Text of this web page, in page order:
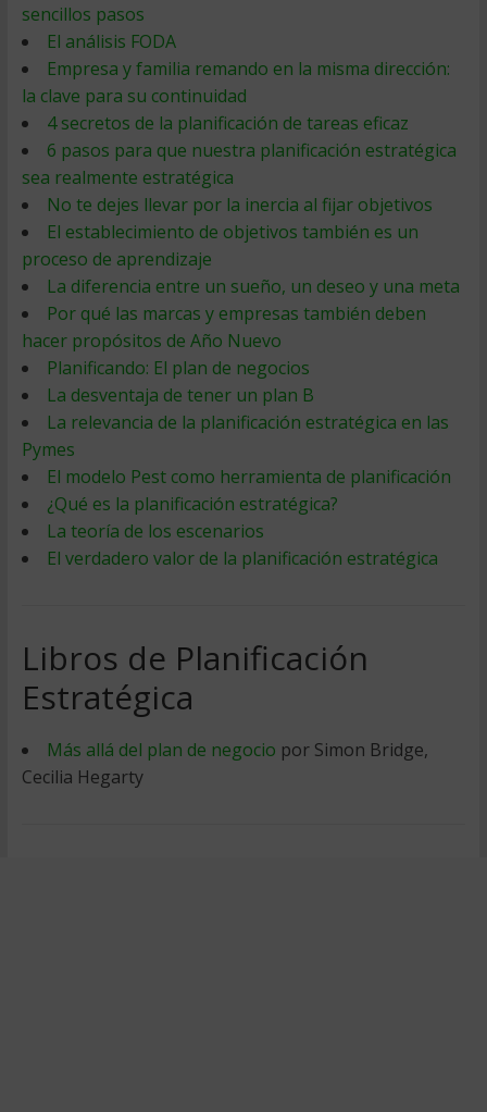
sencillos pasos
El análisis FODA
Empresa y familia remando en la misma dirección:
la clave para su continuidad
4 secretos de la planificación de tareas eficaz
6 pasos para que nuestra planificación estratégica
sea realmente estratégica
No te dejes llevar por la inercia al fijar objetivos
El establecimiento de objetivos también es un
proceso de aprendizaje
La diferencia entre un sueño, un deseo y una meta
Por qué las marcas y empresas también deben
hacer propósitos de Año Nuevo
Planificando: El plan de negocios
La desventaja de tener un plan B
La relevancia de la planificación estratégica en las
Pymes
El modelo Pest como herramienta de planificación
¿Qué es la planificación estratégica?
La teoría de los escenarios
El verdadero valor de la planificación estratégica
Libros de Planificación
Estratégica
Más allá del plan de negocio por Simon Bridge,
Cecilia Hegarty